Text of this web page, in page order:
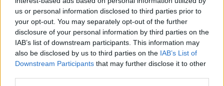
us or personal information disclosed to third parties prior to
your opt-out. You may separately opt-out of the further
disclosure of your personal information by third parties on the
IAB’s list of downstream participants. This information may
also be disclosed by us to third parties on the IAB’s List of
Downstream Participants that may further disclose it to other
00:01:52
JAV mirė ketvirtasis Mėnulio paviršiumi vaikščiojęs
astronautas A.Beanas
Žinios Pasaulis
00:00:44